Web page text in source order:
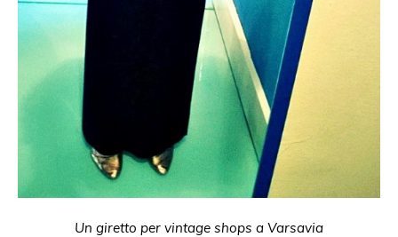
Un giretto per vintage shops a Varsavia